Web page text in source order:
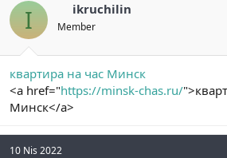
I ikruchilin
Member
квартира на час Минск
<a href="https://minsk-chas.ru/
Минск</a>
10 Nis 2022